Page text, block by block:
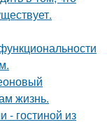
жизнь.
- гостиной из